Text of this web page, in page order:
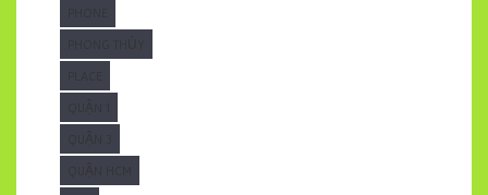
PHONG THỦY
PLACE